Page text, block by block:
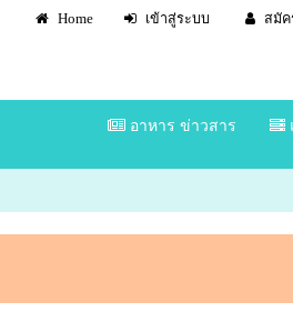
Home เข้าสู่ระบบ สมัค
อาหาร ข่าวสาร